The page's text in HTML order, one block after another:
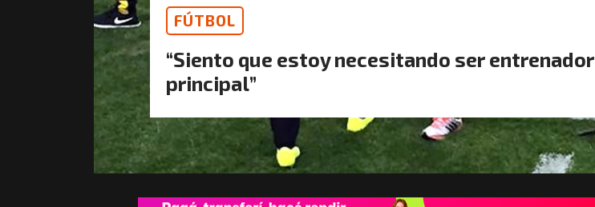
FÚTBOL
“Siento que estoy necesitando ser entrenador
principal”